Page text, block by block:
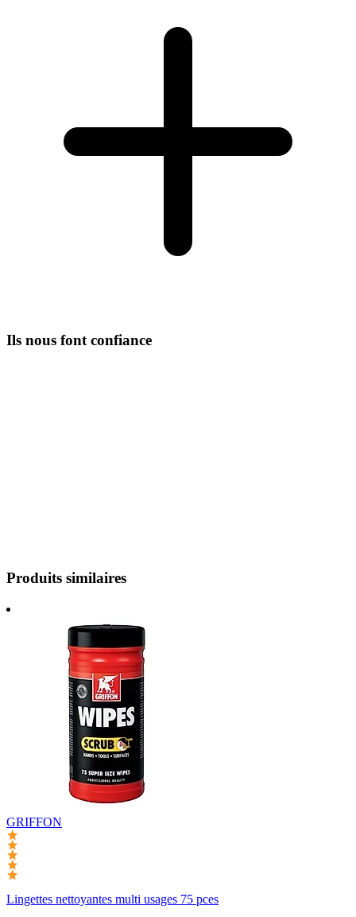
Ils nous font confiance
Produits similaires
GRIFFON
Lingettes nettoyantes multi usages 75 pces